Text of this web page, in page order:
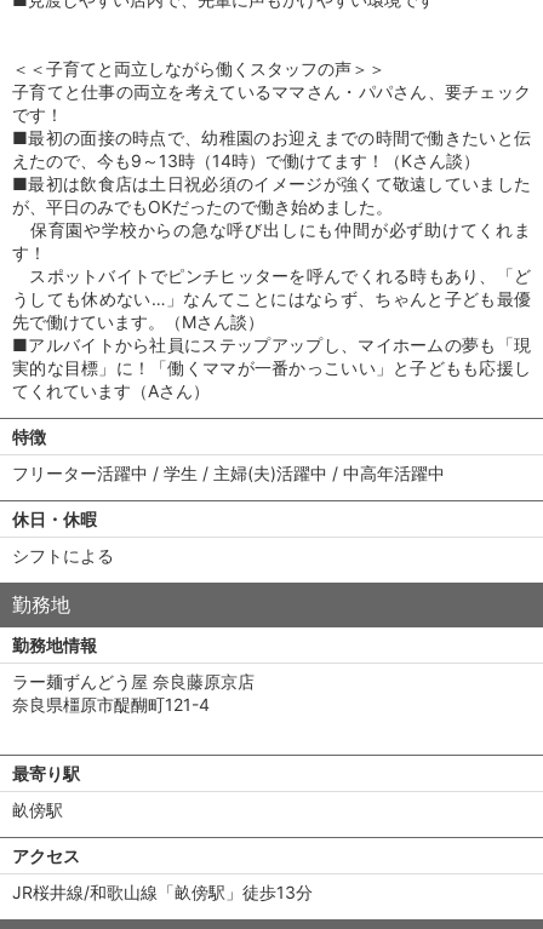
＜＜子育てと両立しながら働くスタッフの声＞＞
子育てと仕事の両立を考えているママさん・パパさん、要チェック
です！
■最初の面接の時点で、幼稚園のお迎えまでの時間で働きたいと伝
えたので、今も9～13時（14時）で働けてます！（Kさん談）
■最初は飲食店は土日祝必須のイメージが強くて敬遠していました
が、平日のみでもOKだったので働き始めました。
保育園や学校からの急な呼び出しにも仲間が必ず助けてくれま
す！
スポットバイトでピンチヒッターを呼んでくれる時もあり、「ど
うしても休めない…」なんてことにはならず、ちゃんと子ども最優
先で働けています。（Mさん談）
■アルバイトから社員にステップアップし、マイホームの夢も「現
実的な目標」に！「働くママが一番かっこいい」と子どもも応援し
てくれています（Aさん）
特徴
フリーター活躍中 / 学生 / 主婦(夫)活躍中 / 中高年活躍中
休日・休暇
シフトによる
勤務地
勤務地情報
ラー麺ずんどう屋 奈良藤原京店
奈良県橿原市醍醐町121-4
最寄り駅
畝傍駅
アクセス
JR桜井線/和歌山線「畝傍駅」徒歩13分